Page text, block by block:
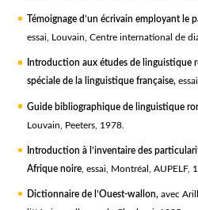
Témoignage d’un écrivain employant le
essai, Louvain, Centre international de
Introduction aux études de linguistique
spéciale de la linguistique française,
Guide bibliographique de linguistique
Louvain, Peeters, 1978.
Introduction à l’inventaire des
Afrique noire, essai, Montréal, AUPELF,
Dictionnaire de l’Ouest-wallon, avec